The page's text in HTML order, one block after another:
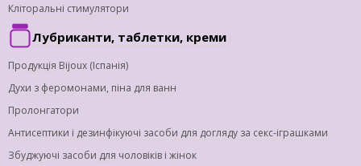
Кліторальні стимулятори
Лубриканти, таблетки, креми
Продукція Bijoux (Іспанія)
Духи з феромонами, піна для ванн
Пролонгатори
Антисептики і дезинфікуючі засоби для догляду за секс-іграшками
Збуджуючі засоби для чоловіків і жінок